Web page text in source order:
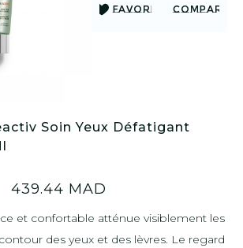
FAVORIS COMPARER
Soin Yeux Défatigant
439.44 MAD
et confortable atténue visiblement les
des yeux et des lèvres. Le regard